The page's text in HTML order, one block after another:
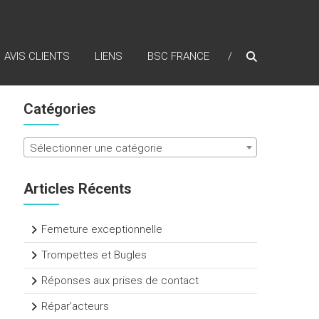
AVIS CLIENTS LIENS BSC FRANCE
Catégories
Sélectionner une catégorie
Articles Récents
Femeture exceptionnelle
Trompettes et Bugles
Réponses aux prises de contact
Répar’acteurs